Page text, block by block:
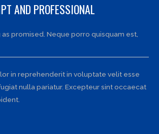
AND PROFESSIONAL
promised. Neque porro quisquam est,
in reprehenderit in voluptate velit esse
nulla pariatur. Excepteur sint occaecat